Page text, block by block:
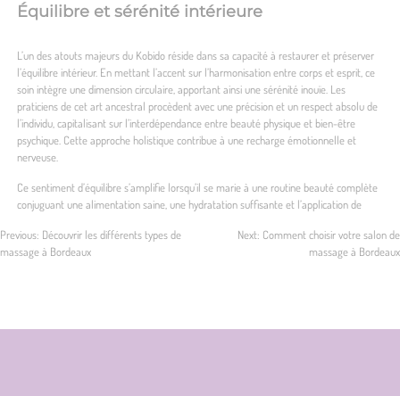
Équilibre et sérénité intérieure
L’un des atouts majeurs du Kobido réside dans sa capacité à restaurer et préserver
l’équilibre intérieur. En mettant l’accent sur l’harmonisation entre corps et esprit, ce
soin intègre une dimension circulaire, apportant ainsi une sérénité inouïe. Les
praticiens de cet art ancestral procèdent avec une précision et un respect absolu de
l’individu, capitalisant sur l’interdépendance entre beauté physique et bien-être
psychique. Cette approche holistique contribue à une recharge émotionnelle et
nerveuse.
Ce sentiment d’équilibre s’amplifie lorsqu’il se marie à une routine beauté complète
conjuguant une alimentation saine, une hydratation suffisante et l’application de
Navigation
l’article
Previous: Découvrir les différents types de
massage à Bordeaux
Next: Comment choisir votre salon de
massage à Bordeaux